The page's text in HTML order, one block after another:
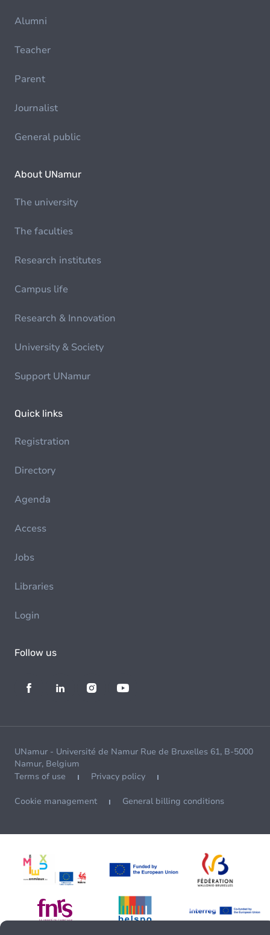
Alumni
Teacher
Parent
Journalist
General public
About UNamur
The university
The faculties
Research institutes
Campus life
Research & Innovation
University & Society
Support UNamur
Quick links
Registration
Directory
Agenda
Access
Jobs
Libraries
Login
Follow us
UNamur - Université de Namur Rue de Bruxelles 61, B-5000
Namur, Belgium
Terms of use
Privacy policy
Cookie management General billing conditions